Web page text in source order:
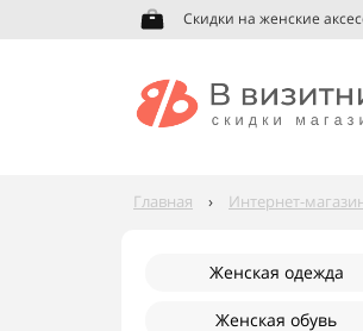
Скидки на мужскую
Главная › Интернет-
Женская одежда
Женская обувь